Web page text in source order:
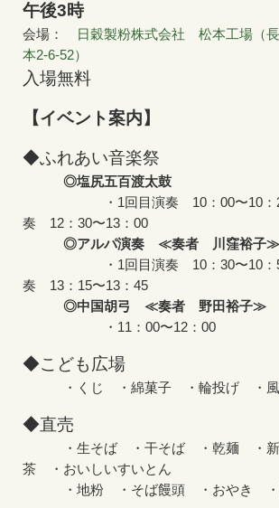
午後3時
会場：
日穀製粉株式会社 松本工場（
本2-6-52）
入場無料
【イベント案内】
◆ふれあい音楽祭
◎塩尻五百渡太鼓
・1回目演奏 10：00〜10：
奏 12：30〜13：00
◎アルパ演奏 ≪奏者 川窪裕子≫
・1回目演奏 10：30〜10：
奏 13：15〜13：45
◎中国胡弓 ≪奏者 野田裕子≫
・11：00〜12：00
◆こども広場
・くじ ・綿菓子 ・輪投げ ・風
◆直売
・生そば ・干そば ・乾麺 ・新
茶 ・おいしいすいとん
・地粉 ・そば饅頭 ・おやき ・